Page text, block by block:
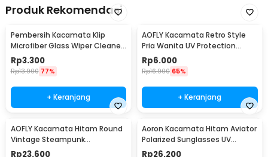
Produk Rekomendasi
Pembersih Kacamata Klip
Microfiber Glass Wiper Cleaner
Multifunction - TVA45
Rp3.300
Rp13.900 77%
+ Keranjang
AOFLY Kacamata Retro Style
Pria Wanita UV Protection
Sunglassses - 1125
Rp6.000
Rp16.900 65%
+ Keranjang
AOFLY Kacamata Hitam Round
Vintage Steampunk
Sunglasses
Rp23.600
Aoron Kacamata Hitam Aviator
Polarized Sunglasses UV
Protection - RB2132
Rp26.200